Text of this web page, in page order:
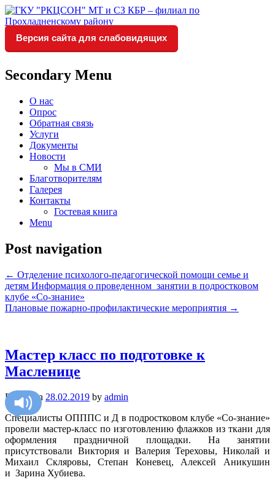
ГКУ "РКЦСОН" МТ и СЗ
КБР – филиал по
Прохладненскому району
Социальное обслуживание в
Версия сайта для слабовидящих
Secondary Menu
О нас
Опрос
Обратная связь
Услуги
Документы
Новости
Мы в СМИ
Благотворителям
Галерея
Контакты
Гостевая книга
Menu
Post navigation
← Отделение психолого-педагогической помощи семье и
детям Информация о проведенном занятии в подростковом
клубе «Со-знание»
Плановые пожарно-профилактические мероприятия →
Мастер класс по подготовке к
Масленице
Posted on 28.02.2019 by admin
Специалисты ОПППС и Д в подростковом клубе «Со-знание»
провели мастер-класс по изготовлению флажков из ткани для
оформления праздничной площадки. На занятии
присутствовали Виктория и Валерия Тереховы, Николай и
Михаил Скляровы, Степан Коневец, Алексей Аникушин
и Зарина Хубиева.